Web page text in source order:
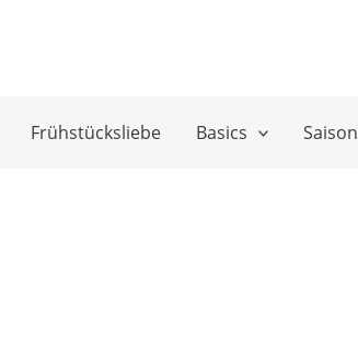
Frühstücksliebe Basics Saison